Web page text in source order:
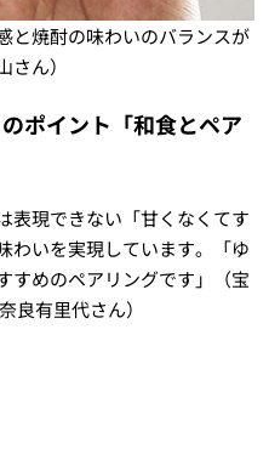
と焼酎の味わいのバランスが
ん）
ポイント「和食とペア
表現できない「甘くなくてす
わいを実現しています。「ゆ
すめのペアリングです」（宝
良有里代さん）